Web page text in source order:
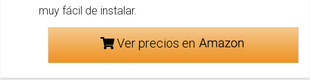
muy fácil de instalar.
Ver precios en